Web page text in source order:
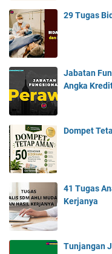
29 Tugas
Jabatan
Angka
Dompet
41 Tugas
Kerjanya
Tunjangan